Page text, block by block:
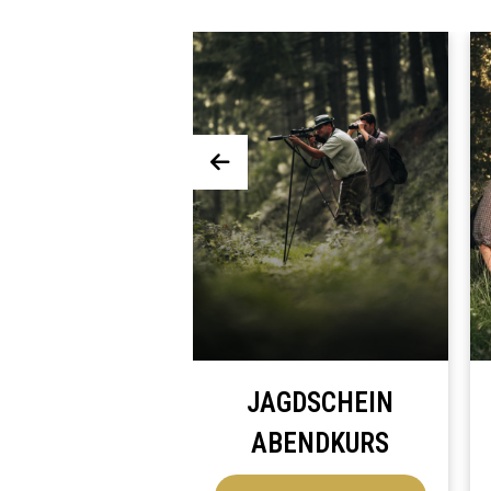
JAGDSCHEIN
ABENDKURS